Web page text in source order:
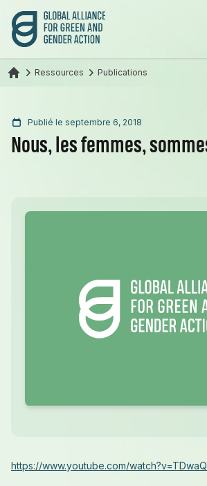
Alliance mondiale pour l’action verte
Ressources Publications
Publié le septembre 6, 2018
Nous, les femmes,
https://www.youtube.com/